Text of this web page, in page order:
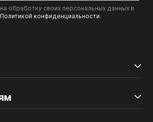
обработку своих персональных данных в
Политикой конфиденциальности.